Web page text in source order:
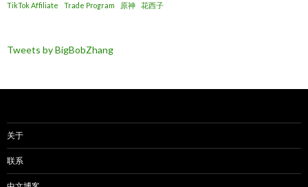
TikTok Affiliate Trade Program 原神 花西子
Tweets by BigBobZhang
关于
联系